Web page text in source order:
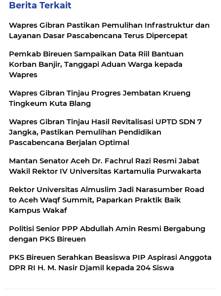
Berita Terkait
Wapres Gibran Pastikan Pemulihan Infrastruktur dan
Layanan Dasar Pascabencana Terus Dipercepat
Pemkab Bireuen Sampaikan Data Riil Bantuan
Korban Banjir, Tanggapi Aduan Warga kepada
Wapres
Wapres Gibran Tinjau Progres Jembatan Krueng
Tingkeum Kuta Blang
Wapres Gibran Tinjau Hasil Revitalisasi UPTD SDN 7
Jangka, Pastikan Pemulihan Pendidikan
Pascabencana Berjalan Optimal
Mantan Senator Aceh Dr. Fachrul Razi Resmi Jabat
Wakil Rektor IV Universitas Kartamulia Purwakarta
Rektor Universitas Almuslim Jadi Narasumber Road
to Aceh Waqf Summit, Paparkan Praktik Baik
Kampus Wakaf
Politisi Senior PPP Abdullah Amin Resmi Bergabung
dengan PKS Bireuen
PKS Bireuen Serahkan Beasiswa PIP Aspirasi Anggota
DPR RI H. M. Nasir Djamil kepada 204 Siswa